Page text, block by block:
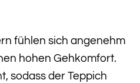
fühlen sich angenehm
hohen Gehkomfort.
sodass der Teppich